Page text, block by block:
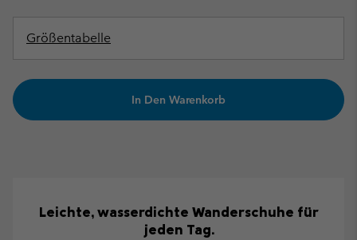
Größentabelle
In Den Warenkorb
Leichte, wasserdichte Wanderschuhe für
jeden Tag.